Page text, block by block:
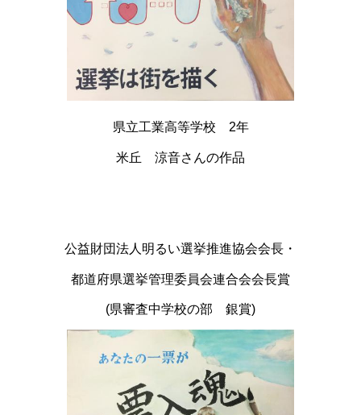
県立工業高等学校 2年
米丘 涼音さんの作品
公益財団法人明るい選挙推進協会会長・
都道府県選挙管理委員会連合会会長賞
(県審査中学校の部 銀賞)